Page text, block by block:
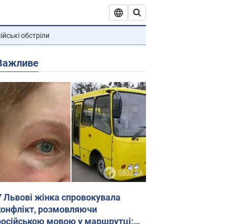
обстріли
Важливе
Львові жінка спровокувала
розмовляючи
мовою у маршрутці: